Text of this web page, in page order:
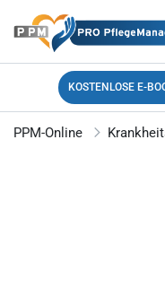
KOSTENLOSE E-
PPM-Online